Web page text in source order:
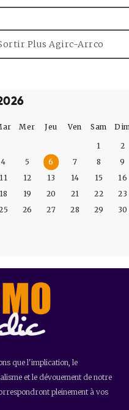
Plus Agirc-Arrco
Mer Jeu Ven Sam
1
2
4 5 6 7 8
9
11 12 13 14 15
16
18 19 20 21 22
23
26 27 28 29
30
que l'implication, le
et le dévouement de notre
pleinement à vos